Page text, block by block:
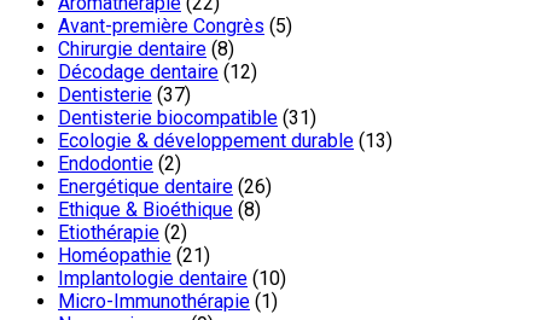
Avant-première Congrès (5)
Chirurgie dentaire (8)
Décodage dentaire (12)
Dentisterie (37)
Dentisterie biocompatible (31)
Ecologie & développement durable (13)
Endodontie (2)
Energétique dentaire (26)
Ethique & Bioéthique (8)
Etiothérapie (2)
Homéopathie (21)
Implantologie dentaire (10)
Micro-Immunothérapie (1)